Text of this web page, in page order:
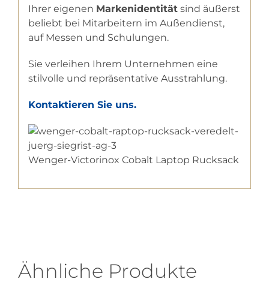
Ihrer eigenen Markenidentitätsind äußerst
beliebt bei Mitarbeitern im Außendienst,
auf Messen und Schulungen.
Sie verleihen Ihrem Unternehmen eine
stilvolle und repräsentative Ausstrahlung.
Kontaktieren Sie uns.
Wenger-Victorinox Cobalt Laptop Rucksack
Ähnliche Produkte